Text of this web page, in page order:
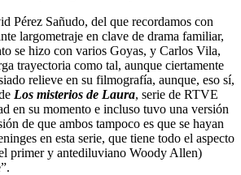
Pérez Sañudo, del que recordamos con
largometraje en clave de drama familiar,
se hizo con varios Goyas, y Carlos Vila,
trayectoria como tal, aunque ciertamente
relieve en su filmografía, aunque, eso sí,
Los misterios de Laura, serie de RTVE
en su momento e incluso tuvo una versión
de que ambos tampoco es que se hayan
en esta serie, que tiene todo el aspecto
primer y antediluviano Woody Allen)